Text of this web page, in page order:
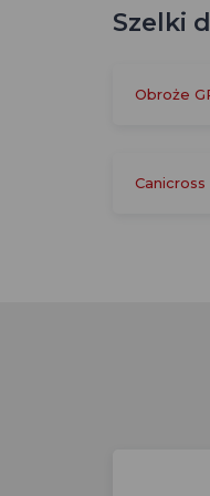
Szelki
Obroże
Canicross